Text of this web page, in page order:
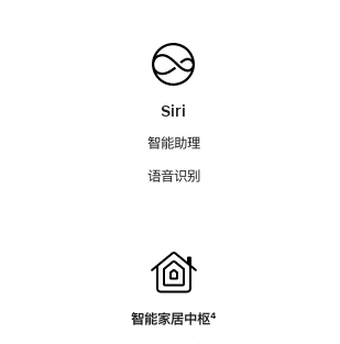
Siri
智能助理
语音识别
智能家居中枢脚
⁴